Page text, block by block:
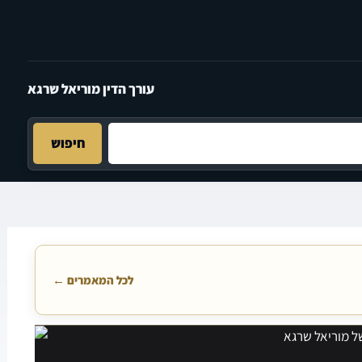
עורך הדין מוריאל שרגא
חיפוש
לכל המאמרים ←